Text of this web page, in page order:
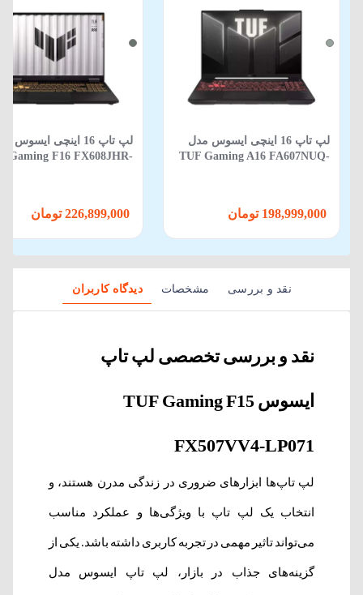
لپ تاپ 16 اینچی ایسوس مدل
TUF Gaming A16 FA607NUQ-
لپ تاپ 16 اینچی ایسوس
Gaming F16 FX608JHR-
نقد و بررسی مشخصات دیدگاه کاربران
نقد و بررسی تخصصی لپ‌‌ تاپ
ایسوس TUF Gaming F15
FX507VV4-LP071
لپ تاپ‌ها ابزارهای ضروری در زندگی مدرن هستند، و
انتخاب یک لپ تاپ با ویژگی‌ها و عملکرد مناسب
می‌تواند تاثیر مهمی در تجربه کاربری داشته باشد. یکی از
گزینه‌های جذاب در بازار، لپ تاپ ایسوس مدل